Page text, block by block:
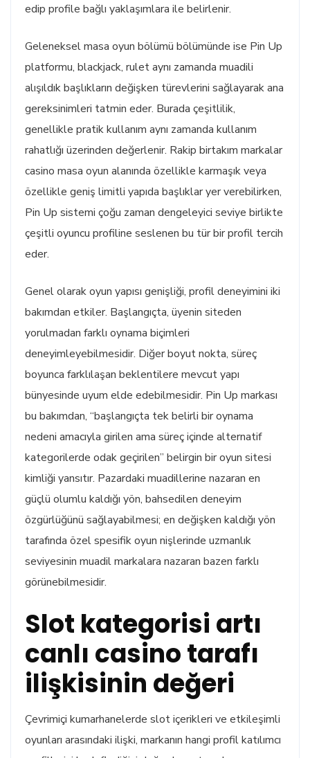
edip profile bağlı yaklaşımlara ile belirlenir.
Geleneksel masa oyun bölümü bölümünde ise Pin Up
platformu, blackjack, rulet aynı zamanda muadili
alışıldık başlıkların değişken türevlerini sağlayarak ana
gereksinimleri tatmin eder. Burada çeşitlilik,
genellikle pratik kullanım aynı zamanda kullanım
rahatlığı üzerinden değerlenir. Rakip birtakım markalar
casino masa oyun alanında özellikle karmaşık veya
özellikle geniş limitli yapıda başlıklar yer verebilirken,
Pin Up sistemi çoğu zaman dengeleyici seviye birlikte
çeşitli oyuncu profiline seslenen bu tür bir profil tercih
eder.
Genel olarak oyun yapısı genişliği, profil deneyimini iki
bakımdan etkiler. Başlangıçta, üyenin siteden
yorulmadan farklı oynama biçimleri
deneyimleyebilmesidir. Diğer boyut nokta, süreç
boyunca farklılaşan beklentilere mevcut yapı
bünyesinde uyum elde edebilmesidir. Pin Up markası
bu bakımdan, “başlangıçta tek belirli bir oynama
nedeni amacıyla girilen ama süreç içinde alternatif
kategorilerde odak geçirilen” belirgin bir oyun sitesi
kimliği yansıtır. Pazardaki muadillerine nazaran en
güçlü olumlu kaldığı yön, bahsedilen deneyim
özgürlüğünü sağlayabilmesi; en değişken kaldığı yön
tarafında özel spesifik oyun nişlerinde uzmanlık
seviyesinin muadil markalara nazaran bazen farklı
görünebilmesidir.
Slot kategorisi artı
canlı casino tarafı
ilişkisinin değeri
Çevrimiçi kumarhanelerde slot içerikleri ve etkileşimli
oyunları arasındaki ilişki, markanın hangi profil katılımcı